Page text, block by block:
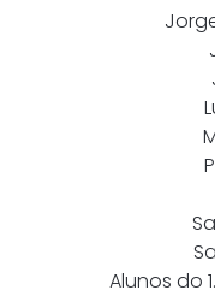
Alunos do